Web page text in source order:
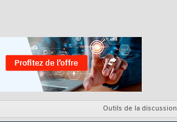
Outils de la discussion